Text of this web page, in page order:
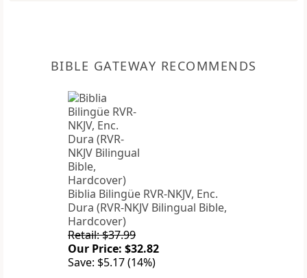
BIBLE GATEWAY RECOMMENDS
Biblia Bilingüe RVR-NKJV, Enc.
Dura (RVR-NKJV Bilingual Bible,
Hardcover)
Retail: $37.99
Our Price: $32.82
Save: $5.17 (14%)